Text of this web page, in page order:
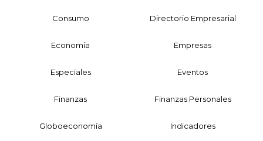
Consumo Directorio Empresarial
Economía Empresas
Especiales Eventos
Finanzas Finanzas Personales
Globoeconomía Indicadores